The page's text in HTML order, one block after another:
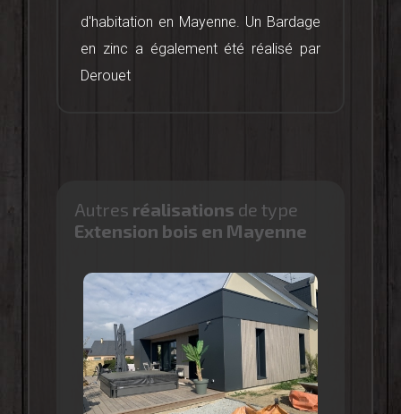
d'habitation en Mayenne. Un Bardage
en zinc a également été réalisé par
Derouet
Autres réalisations de type
Extension bois en Mayenne